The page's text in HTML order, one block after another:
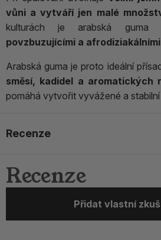
vůni a vytváří jen malé
kulturách je arabská guma
povzbuzujícími a
Arabská guma je proto ideální
směsí, kadidel a aromatických
pomáhá vytvořit vyvážené a stabilní
Recenze
Recenze
Přidat vlastní